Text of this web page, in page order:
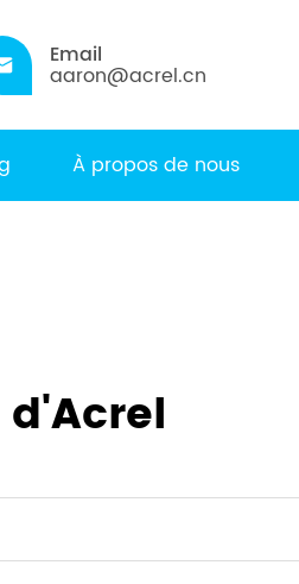
Email
aaron@acrel.cn
À propos de nous